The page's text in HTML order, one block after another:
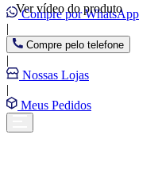
Compre por WhatsApp
|
Compre pelo telefone
|
Nossas Lojas
|
Meus Pedidos
Ver vídeo do produto